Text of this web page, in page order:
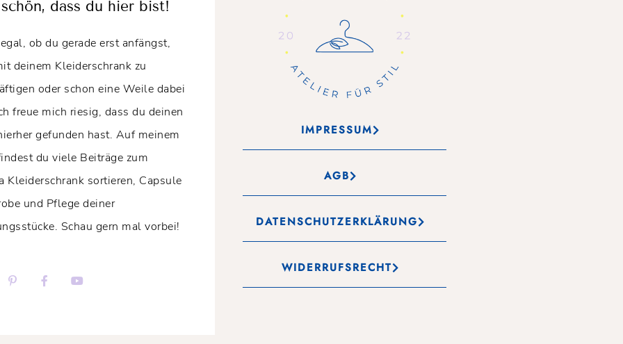
dass du hier bist!
ob du gerade erst anfängst,
deinem Kleiderschrank zu
oder schon eine Weile dabei
freue mich riesig, dass du deinen
gefunden hast. Auf meinem
du viele Beiträge zum
Kleiderschrank sortieren, Capsule
und Pflege deiner
Schau gern mal vorbei!
IMPRESSUM
AGB
DATENSCHUTZERKLÄRUNG
WIDERRUFSRECHT